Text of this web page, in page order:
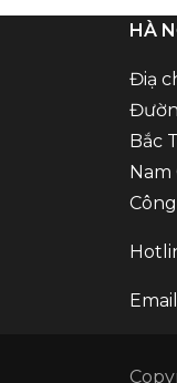
HÀ
Điạ
Bắc
Nam
Email